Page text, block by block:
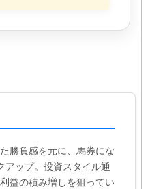
勝負感を元に、馬券にな
アップ。投資スタイル通
益の積み増しを狙ってい